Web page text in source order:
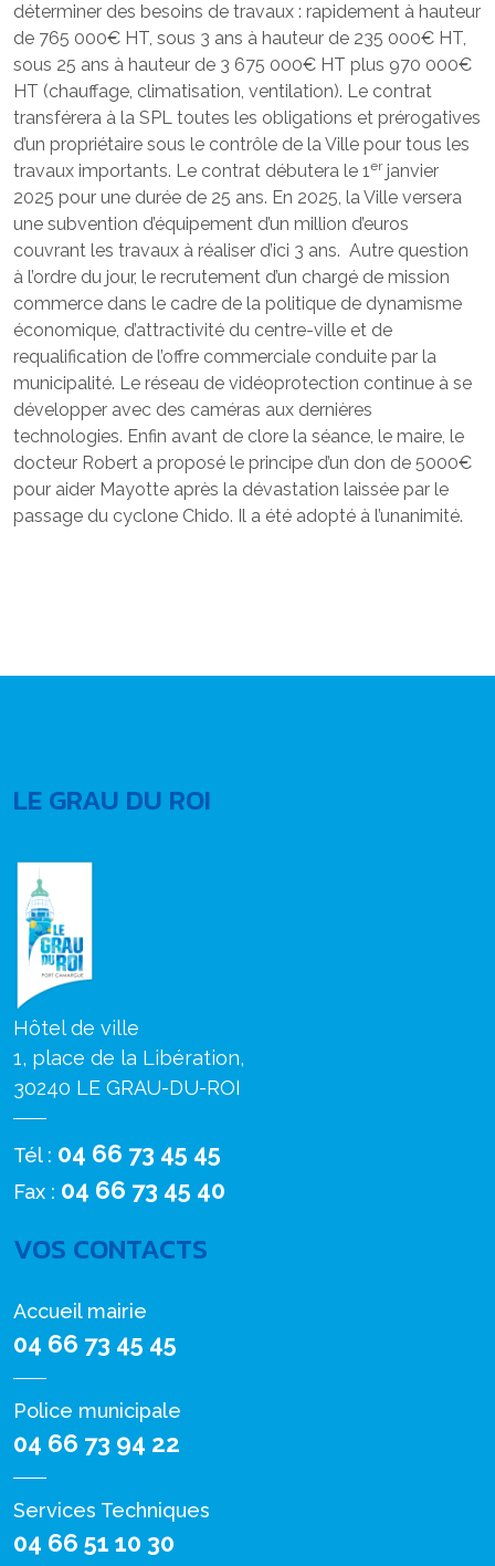
déterminer des besoins de travaux : rapidement à hauteur
de 765 000€ HT, sous 3 ans à hauteur de 235 000€ HT,
sous 25 ans à hauteur de 3 675 000€ HT plus 970 000€
HT (chauffage, climatisation, ventilation). Le contrat
transférera à la SPL toutes les obligations et prérogatives
d’un propriétaire sous le contrôle de la Ville pour tous les
travaux importants. Le contrat débutera le 1erjanvier
2025 pour une durée de 25 ans. En 2025, la Ville versera
une subvention d’équipement d’un million d’euros
couvrant les travaux à réaliser d’ici 3 ans. Autre question
à l’ordre du jour, le recrutement d’un chargé de mission
commerce dans le cadre de la politique de dynamisme
économique, d’attractivité du centre-ville et de
requalification de l’offre commerciale conduite par la
municipalité. Le réseau de vidéoprotection continue à se
développer avec des caméras aux dernières
technologies. Enfin avant de clore la séance, le maire, le
docteur Robert a proposé le principe d’un don de 5000€
pour aider Mayotte après la dévastation laissée par le
passage du cyclone Chido. Il a été adopté à l’unanimité.
LE GRAU DU ROI
Hôtel de ville
1, place de la Libération,
30240 LE GRAU-DU-ROI
Tél : 04 66 73 45 45
Fax : 04 66 73 45 40
VOS CONTACTS
Accueil mairie
04 66 73 45 45
Police municipale
04 66 73 94 22
Services Techniques
04 66 51 10 30